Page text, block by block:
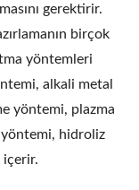
gerektirir.
birçok
yöntemleri
alkali metal
yöntemi, plazma
hidroliz